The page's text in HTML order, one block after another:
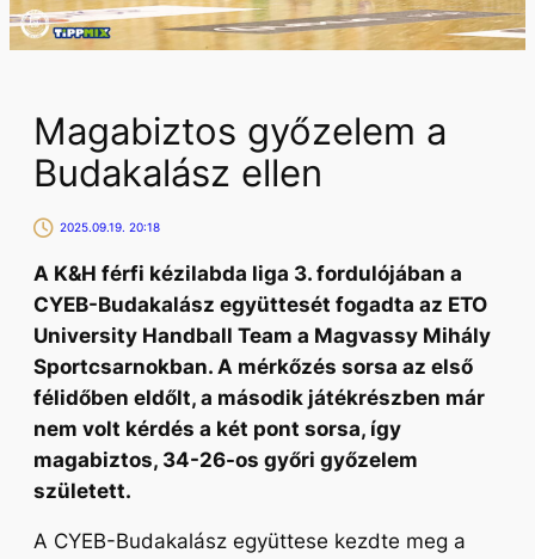
Magabiztos győzelem a
Budakalász ellen
2025.09.19. 20:18
A K&H férfi kézilabda liga 3. fordulójában a
CYEB-Budakalász együttesét fogadta az ETO
University Handball Team a Magvassy Mihály
Sportcsarnokban. A mérkőzés sorsa az első
félidőben eldőlt, a második játékrészben már
nem volt kérdés a két pont sorsa, így
magabiztos, 34-26-os győri győzelem
született.
A CYEB-Budakalász együttese kezdte meg a